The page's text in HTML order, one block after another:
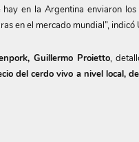
en la Argentina enviaron
en el mercado mundial”, indicó
Guillermo Proietto,
del cerdo vivo a nivel local,